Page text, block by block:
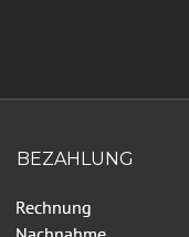
BEZAHLUNG